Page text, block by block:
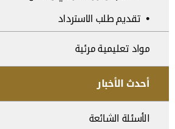
تقديم طلب الاسترداد
مواد تعليمية مرئية
أحدث الأخبار
الأسئلة الشائعة